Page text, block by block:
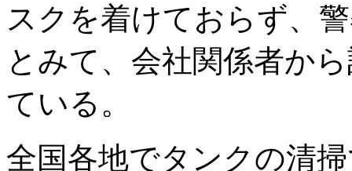
スクを着けておらず、
とみて、会社関係者か
ている。
全国各地でタンクの清